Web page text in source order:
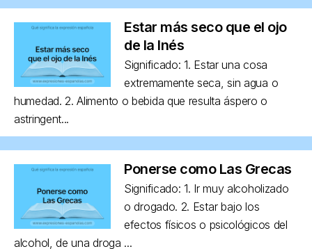
Estar más seco que el ojo
de la Inés
Significado: 1. Estar una cosa
extremamente seca, sin agua o
humedad. 2. Alimento o bebida que resulta áspero o
astringent...
Ponerse como Las Grecas
Significado: 1. Ir muy alcoholizado
o drogado. 2. Estar bajo los
efectos físicos o psicológicos del
alcohol, de una droga ...